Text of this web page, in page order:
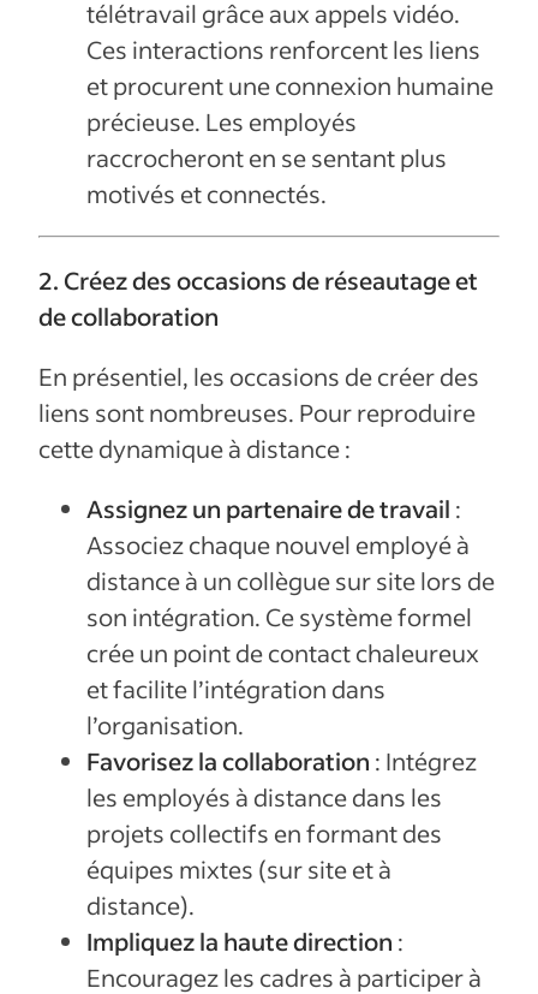
télétravail grâce aux appels vidéo.
Ces interactions renforcent les liens
et procurent une connexion humaine
précieuse. Les employés
raccrocheront en se sentant plus
motivés et connectés.
2. Créez des occasions de réseautage et
de collaboration
En présentiel, les occasions de créer des
liens sont nombreuses. Pour reproduire
cette dynamique à distance :
Assignez un partenaire de travail :
Associez chaque nouvel employé à
distance à un collègue sur site lors de
son intégration. Ce système formel
crée un point de contact chaleureux
et facilite l’intégration dans
l’organisation.
Favorisez la collaboration : Intégrez
les employés à distance dans les
projets collectifs en formant des
équipes mixtes (sur site et à
distance).
Impliquez la haute direction :
Encouragez les cadres à participer à